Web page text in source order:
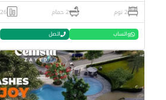
2 نوم 2 حمام
واتساب اتصل